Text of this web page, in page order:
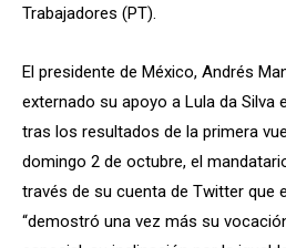
Trabajadores (PT).
El presidente de México, Andrés
externado su apoyo a Lula da Silva
tras los resultados de la primera
domingo 2 de octubre, el
través de su cuenta de Twitter que
“demostró una vez más su